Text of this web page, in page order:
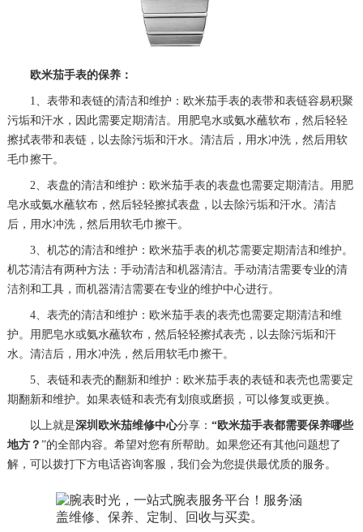
欧米茄手表的保养：
1、表带和表链的清洁和维护：欧米茄手表的表带和表链容易积聚
污垢和汗水，因此需要定期清洁。用肥皂水或氨水蘸软布，然后轻轻
擦拭表带和表链，以去除污垢和汗水。清洁后，用水冲洗，然后用软
毛巾擦干。
2、表盘的清洁和维护：欧米茄手表的表盘也需要定期清洁。用肥
皂水或氨水蘸软布，然后轻轻擦拭表盘，以去除污垢和汗水。清洁
后，用水冲洗，然后用软毛巾擦干。
3、机芯的清洁和维护：欧米茄手表的机芯需要定期清洁和维护。
机芯清洁有两种方法：手动清洁和机器清洁。手动清洁需要专业的清
洁剂和工具，而机器清洁需要在专业的维护中心进行。
4、表壳的清洁和维护：欧米茄手表的表壳也需要定期清洁和维
护。用肥皂水或氨水蘸软布，然后轻轻擦拭表壳，以去除污垢和汗
水。清洁后，用水冲洗，然后用软毛巾擦干。
5、表链和表壳的翻新和维护：欧米茄手表的表链和表壳也需要定
期翻新和维护。如果表链和表壳有划痕或磨损，可以修复或更换。
以上就是深圳欧米茄维修中心分享： “欧米茄手表都需要保养哪些
地方？ ”的全部内容。希望对您有所帮助。如果您还有其他问题想了
解，可以拨打下方电话咨询客服，我们会为您提供最优质的服务。